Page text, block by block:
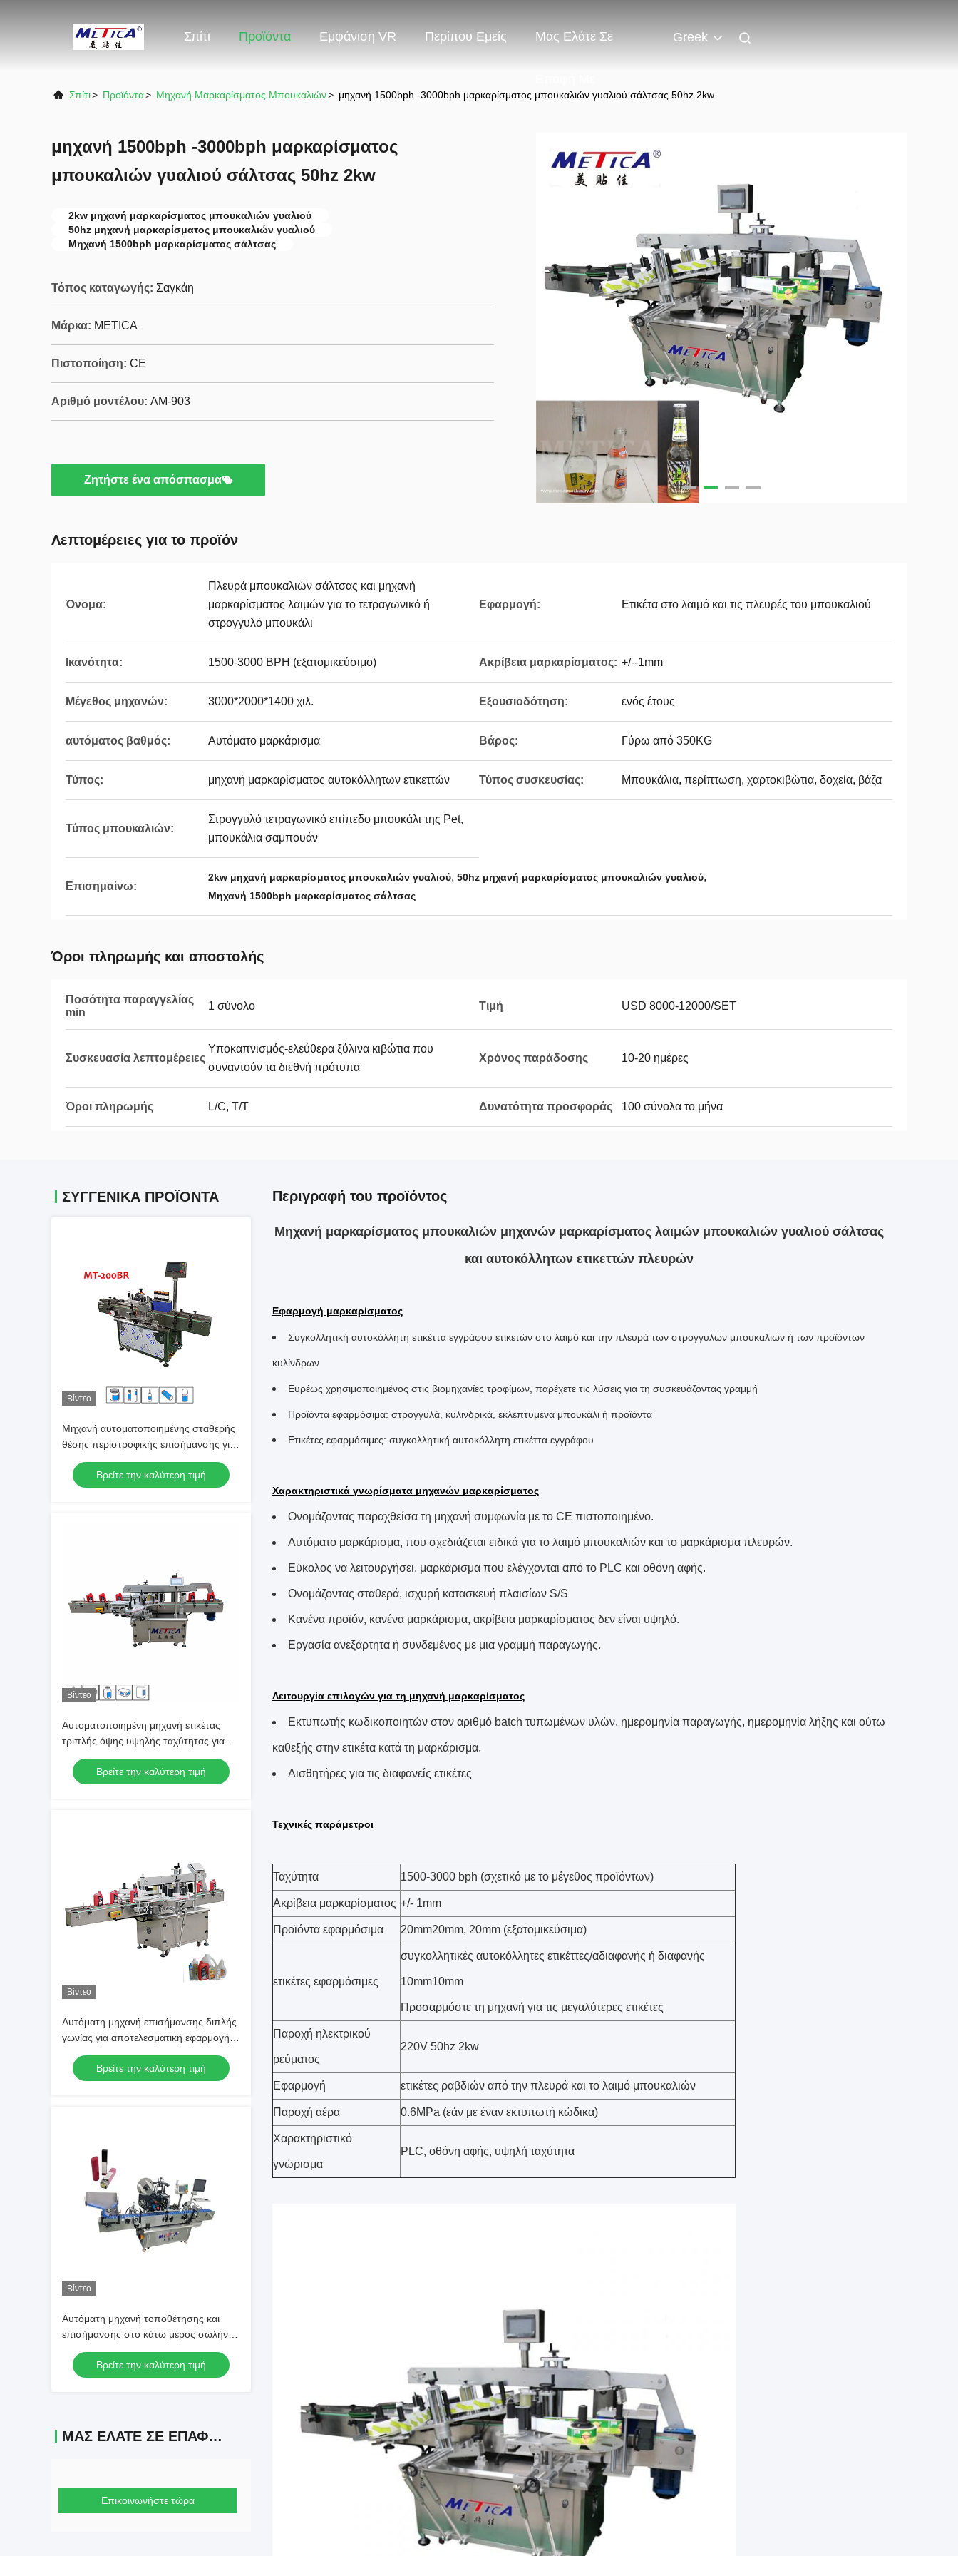
Σπίτι Προϊόντα Εμφάνιση VR Περίπου Εμείς Μας Ελάτε Σε Greek
Σπίτι> Προϊόντα> Μηχανή Μαρκαρίσματος Μπουκαλιών> μηχανή 1500bph -3000bph μαρκαρίσματος μπουκαλιών γυαλιού σάλτσας 50hz 2kw
μηχανή 1500bph -3000bph μαρκαρίσματος
μπουκαλιών γυαλιού σάλτσας 50hz 2kw
2kw μηχανή μαρκαρίσματος μπουκαλιών γυαλιού
50hz μηχανή μαρκαρίσματος μπουκαλιών γυαλιού
Μηχανή 1500bph μαρκαρίσματος σάλτσας
Τόπος καταγωγής: Σαγκάη
Μάρκα: METICA
Πιστοποίηση: CE
Αριθμό μοντέλου: ΑΜ-903
Ζητήστε ένα απόσπασμα
Λεπτομέρειες για το προϊόν
Όνομα:
Πλευρά μπουκαλιών σάλτσας και μηχανή
μαρκαρίσματος λαιμών για το τετραγωνικό ή
στρογγυλό μπουκάλι
Εφαρμογή: Ετικέτα στο λαιμό και τις πλευρές του μπουκαλιού
Ικανότητα: 1500-3000 BPH (εξατομικεύσιμο) Ακρίβεια μαρκαρίσματος: +/--1mm
Μέγεθος μηχανών: 3000*2000*1400 χιλ. Εξουσιοδότηση: ενός έτους
αυτόματος βαθμός: Αυτόματο μαρκάρισμα Βάρος: Γύρω από 350KG
Τύπος: μηχανή μαρκαρίσματος αυτοκόλλητων ετικεττών Τύπος συσκευσίας: Μπουκάλια, περίπτωση, χαρτοκιβώτια, δοχεία, βάζα
Τύπος μπουκαλιών:
Στρογγυλό τετραγωνικό επίπεδο μπουκάλι της Pet,
μπουκάλια σαμπουάν
Επισημαίνω:
2kw μηχανή μαρκαρίσματος μπουκαλιών γυαλιού, 50hz μηχανή μαρκαρίσματος μπουκαλιών γυαλιού,
Μηχανή 1500bph μαρκαρίσματος σάλτσας
Όροι πληρωμής και αποστολής
Ποσότητα παραγγελίας
min
1 σύνολο Τιμή USD 8000-12000/SET
Συσκευασία λεπτομέρειες
Υποκαπνισμός-ελεύθερα ξύλινα κιβώτια που
συναντούν τα διεθνή πρότυπα
Χρόνος παράδοσης 10-20 ημέρες
Όροι πληρωμής L/C, T/T Δυνατότητα προσφοράς 100 σύνολα το μήνα
ΣΥΓΓΕΝΙΚΆ ΠΡΟΪΌΝΤΑ
Βίντεο
Μηχανή αυτοματοποιημένης σταθερής
θέσης περιστροφικής επισήμανσης για
στρογγυλά δοχεία
Βρείτε την καλύτερη τιμή
Βίντεο
Αυτοματοποιημένη μηχανή ετικέτας
τριπλής όψης υψηλής ταχύτητας για
αποτελεσματική εφαρμογή ετικέτας
Βρείτε την καλύτερη τιμή
Βίντεο
Αυτόματη μηχανή επισήμανσης διπλής
γωνίας για αποτελεσματική εφαρμογή
ετικέτας
Βρείτε την καλύτερη τιμή
Βίντεο
Αυτόματη μηχανή τοποθέτησης και
επισήμανσης στο κάτω μέρος σωλήνα
για lipgloss
Βρείτε την καλύτερη τιμή
ΜΑΣ ΕΛΆΤΕ ΣΕ ΕΠΑΦΉ ΜΕ
Επικοινωνήστε τώρα
Περιγραφή του προϊόντος
Μηχανή μαρκαρίσματος μπουκαλιών μηχανών μαρκαρίσματος λαιμών μπουκαλιών γυαλιού σάλτσας
και αυτοκόλλητων ετικεττών πλευρών
Εφαρμογή μαρκαρίσματος
Συγκολλητική αυτοκόλλητη ετικέττα εγγράφου ετικετών στο λαιμό και την πλευρά των στρογγυλών μπουκαλιών ή των προϊόντων
κυλίνδρων
Ευρέως χρησιμοποιημένος στις βιομηχανίες τροφίμων, παρέχετε τις λύσεις για τη συσκευάζοντας γραμμή
Προϊόντα εφαρμόσιμα: στρογγυλά, κυλινδρικά, εκλεπτυμένα μπουκάλι ή προϊόντα
Ετικέτες εφαρμόσιμες: συγκολλητική αυτοκόλλητη ετικέττα εγγράφου
Χαρακτηριστικά γνωρίσματα μηχανών μαρκαρίσματος
Ονομάζοντας παραχθείσα τη μηχανή συμφωνία με το CE πιστοποιημένο.
Αυτόματο μαρκάρισμα, που σχεδιάζεται ειδικά για το λαιμό μπουκαλιών και το μαρκάρισμα πλευρών.
Εύκολος να λειτουργήσει, μαρκάρισμα που ελέγχονται από το PLC και οθόνη αφής.
Ονομάζοντας σταθερά, ισχυρή κατασκευή πλαισίων S/S
Κανένα προϊόν, κανένα μαρκάρισμα, ακρίβεια μαρκαρίσματος δεν είναι υψηλό.
Εργασία ανεξάρτητα ή συνδεμένος με μια γραμμή παραγωγής.
Λειτουργία επιλογών για τη μηχανή μαρκαρίσματος
Εκτυπωτής κωδικοποιητών στον αριθμό batch τυπωμένων υλών, ημερομηνία παραγωγής, ημερομηνία λήξης και ούτω
καθεξής στην ετικέτα κατά τη μαρκάρισμα.
Αισθητήρες για τις διαφανείς ετικέτες
Τεχνικές παράμετροι
Ταχύτητα 1500-3000 bph (σχετικό με το μέγεθος προϊόντων)
Ακρίβεια μαρκαρίσματος +/- 1mm
Προϊόντα εφαρμόσιμα 20mm20mm, 20mm (εξατομικεύσιμα)
ετικέτες εφαρμόσιμες
συγκολλητικές αυτοκόλλητες ετικέττες/αδιαφανής ή διαφανής
10mm10mm
Προσαρμόστε τη μηχανή για τις μεγαλύτερες ετικέτες
Παροχή ηλεκτρικού
ρεύματος
220V 50hz 2kw
Εφαρμογή ετικέτες ραβδιών από την πλευρά και το λαιμό μπουκαλιών
Παροχή αέρα 0.6MPa (εάν με έναν εκτυπωτή κώδικα)
Χαρακτηριστικό
γνώρισμα
PLC, οθόνη αφής, υψηλή ταχύτητα